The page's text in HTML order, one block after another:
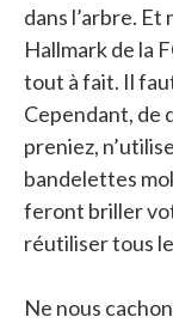
dans l’arbre. Et
Hallmark de la
tout à fait. Il
Cependant, de
preniez,
bandelettes
feront briller
réutiliser tous
Ne nous